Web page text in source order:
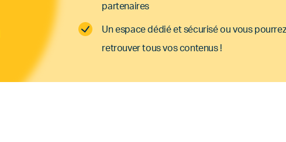
partenaires
Un espace dédié et sécurisé ou vous pourrez
retrouver tous vos contenus !